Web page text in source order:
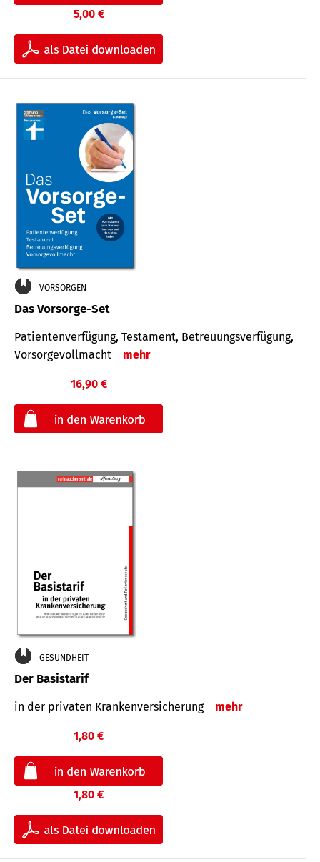
5,00 €
VORSORGEN
Das Vorsorge-Set
Patienten­ver­fügung, Testa­ment, Be­treuungs­verfü­gung,
Vor­sorge­voll­macht
mehr
16,90 €
GESUNDHEIT
Der Basistarif
in der privaten Kran­ken­ver­siche­rung mehr
1,80 €
1,80 €